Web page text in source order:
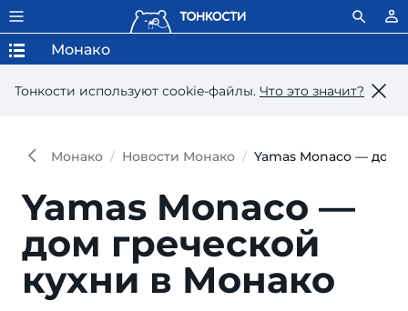
Тонкости используют сookie-файлы. Что это значит?
Монако
Монако Новости Монако Yamas Monaco — дом
Yamas Monaco —
дом греческой
кухни в Монако